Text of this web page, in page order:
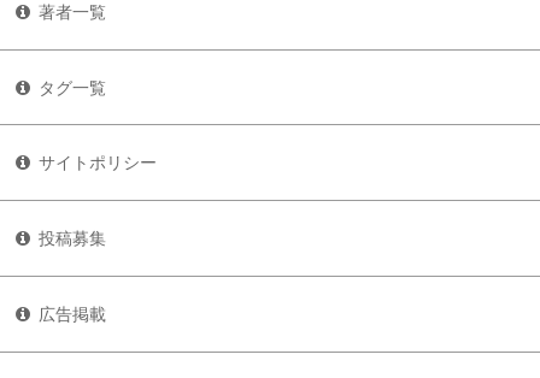
著者一覧
タグ一覧
サイトポリシー
投稿募集
広告掲載